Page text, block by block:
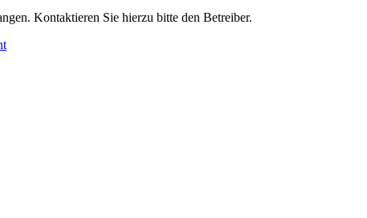
Kontaktieren Sie hierzu bitte den Betreiber.